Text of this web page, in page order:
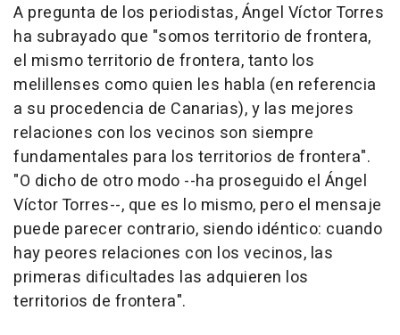
A pregunta de los periodistas, Ángel Víctor Torres
ha subrayado que "somos territorio de frontera,
el mismo territorio de frontera, tanto los
melillenses como quien les habla (en referencia
a su procedencia de Canarias), y las mejores
relaciones con los vecinos son siempre
fundamentales para los territorios de frontera".
"O dicho de otro modo --ha proseguido el Ángel
Víctor Torres--, que es lo mismo, pero el mensaje
puede parecer contrario, siendo idéntico: cuando
hay peores relaciones con los vecinos, las
primeras dificultades las adquieren los
territorios de frontera".